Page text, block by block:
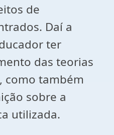
de
Daí a
ter
das teorias
como também
sobre a
utilizada.